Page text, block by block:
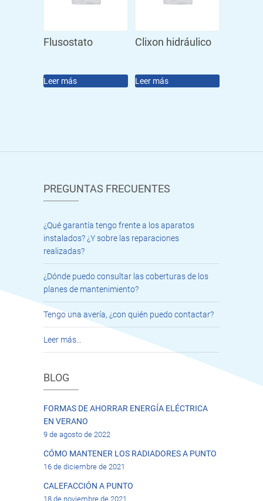
Flusostato
Leer más
Clixon hidráulico
Leer más
PREGUNTAS FRECUENTES
¿Qué garantía tengo frente a los aparatos
instalados? ¿Y sobre las reparaciones
realizadas?
¿Dónde puedo consultar las coberturas de los
planes de mantenimiento?
Tengo una avería, ¿con quién puedo contactar?
Leer más…
BLOG
FORMAS DE AHORRAR ENERGÍA ELÉCTRICA
EN VERANO
9 de agosto de 2022
CÓMO MANTENER LOS RADIADORES A PUNTO
16 de diciembre de 2021
CALEFACCIÓN A PUNTO
18 de noviembre de 2021